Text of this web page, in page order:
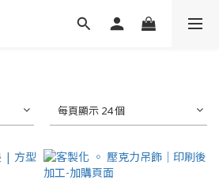
每頁顯示 24 個